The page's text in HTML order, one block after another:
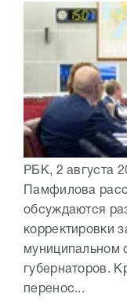
РБК, 2 августа
Памфилова
обсуждаются
корректировки
муниципальном
губернаторов.
перенос...